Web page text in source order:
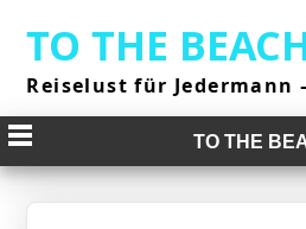
content
TO THE
Reiselust für Jedermann
TO THE